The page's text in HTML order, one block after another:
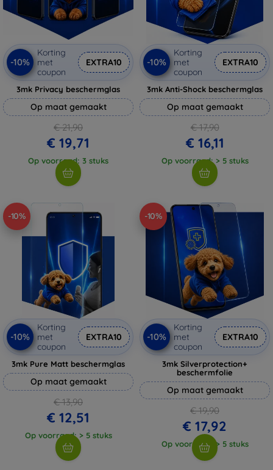
-10%
Korting
met
coupon
EXTRA10
3mk Privacy beschermglas
Op maat gemaakt
€ 21,90
€ 19,71
Op voorraad: 3 stuks
-10%
Korting
met
coupon
EXTRA10
3mk Anti-Shock beschermglas
Op maat gemaakt
€ 17,90
€ 16,11
Op voorraad: > 5 stuks
-10%
-10%
Korting
met
coupon
EXTRA10
3mk Pure Matt beschermglas
Op maat gemaakt
€ 13,90
€ 12,51
Op voorraad: > 5 stuks
-10%
-10%
Korting
met
coupon
EXTRA10
3mk Silverprotection+
beschermfolie
Op maat gemaakt
€ 19,90
€ 17,92
Op voorraad: > 5 stuks